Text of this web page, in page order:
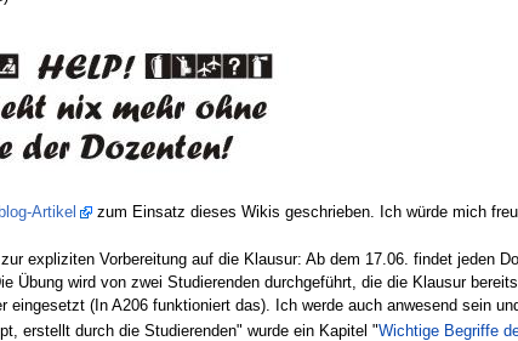
Artikel zum Einsatz dieses Wikis geschrieben. Ich würde mich
expliziten Vorbereitung auf die Klausur: Ab dem 17.06. findet jeden
Übung wird von zwei Studierenden durchgeführt, die die Klausur
eingesetzt (In A206 funktioniert das). Ich werde auch anwesend sein
erstellt durch die Studierenden" wurde ein Kapitel "Wichtige Begriffe